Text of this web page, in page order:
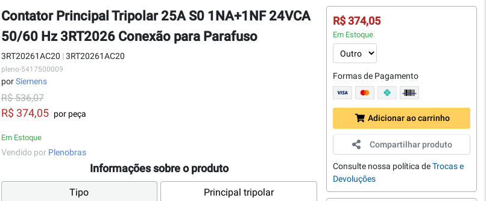
Contator Principal Tripolar 25A S0 1NA+1NF 24VCA
50/60 Hz 3RT2026 Conexão para Parafuso
3RT20261AC20 | 3RT20261AC20
pleno-5417500009
porSiemens
R$ 536,07
R$ 374,05 por peça
Em Estoque
Vendido por Plenobras
Informações sobre o produto
Tipo Principal tripolar
R$ 374,05
Em Estoque
Formas de Pagamento
Adicionar ao carrinho
Compartilhar produto
Consulte nossa política deTrocas e
Devoluções